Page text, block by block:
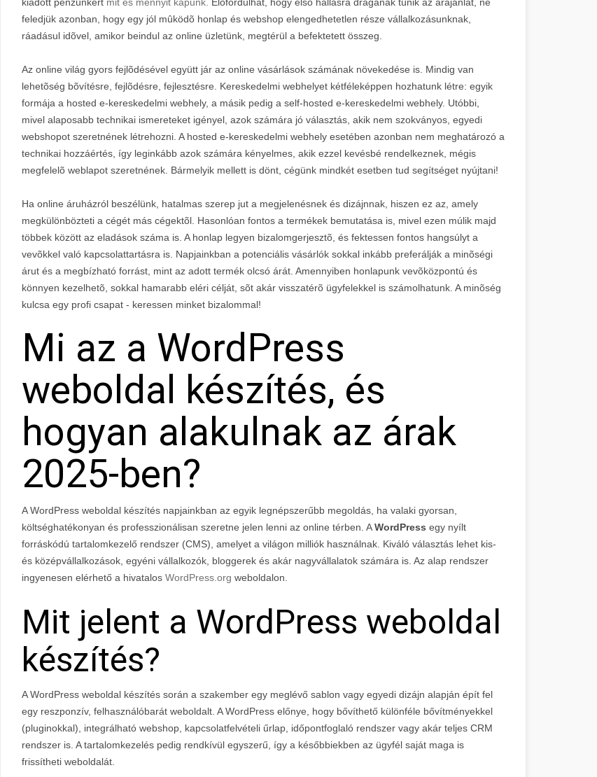
feledjük azonban, hogy egy jól mûködõ honlap és webshop elengedhetetlen része vállalkozásunknak,
ráadásul idõvel, amikor beindul az online üzletünk, megtérül a befektetett összeg.
Az online világ gyors fejlõdésével együtt jár az online vásárlások számának növekedése is. Mindig van
lehetõség bõvítésre, fejlõdésre, fejlesztésre. Kereskedelmi webhelyet kétféleképpen hozhatunk létre: egyik
formája a hosted e-kereskedelmi webhely, a másik pedig a self-hosted e-kereskedelmi webhely. Utóbbi,
mivel alaposabb technikai ismereteket igényel, azok számára jó választás, akik nem szokványos, egyedi
webshopot szeretnének létrehozni. A hosted e-kereskedelmi webhely esetében azonban nem meghatározó a
technikai hozzáértés, így leginkább azok számára kényelmes, akik ezzel kevésbé rendelkeznek, mégis
megfelelõ weblapot szeretnének. Bármelyik mellett is dönt, cégünk mindkét esetben tud segítséget nyújtani!
Ha online áruházról beszélünk, hatalmas szerep jut a megjelenésnek és dizájnnak, hiszen ez az, amely
megkülönbözteti a cégét más cégektõl. Hasonlóan fontos a termékek bemutatása is, mivel ezen múlik majd
többek között az eladások száma is. A honlap legyen bizalomgerjesztõ, és fektessen fontos hangsúlyt a
vevõkkel való kapcsolattartásra is. Napjainkban a potenciális vásárlók sokkal inkább preferálják a minõségi
árut és a megbízható forrást, mint az adott termék olcsó árát. Amennyiben honlapunk vevõközpontú és
könnyen kezelhetõ, sokkal hamarabb eléri célját, sõt akár visszatérõ ügyfelekkel is számolhatunk. A minõség
kulcsa egy profi csapat - keressen minket bizalommal!
Mi az a WordPress
weboldal készítés, és
hogyan alakulnak az árak
2025-ben?
A WordPress weboldal készítés napjainkban az egyik legnépszerűbb megoldás, ha valaki gyorsan,
költséghatékonyan és professzionálisan szeretne jelen lenni az online térben. AWordPress egy nyílt
forráskódú tartalomkezelő rendszer (CMS), amelyet a világon milliók használnak. Kiváló választás lehet kis-
és középvállalkozások, egyéni vállalkozók, bloggerek és akár nagyvállalatok számára is. Az alap rendszer
ingyenesen elérhető a hivatalos WordPress.org weboldalon.
Mit jelent a WordPress weboldal
készítés?
A WordPress weboldal készítés során a szakember egy meglévő sablon vagy egyedi dizájn alapján épít fel
egy reszponzív, felhasználóbarát weboldalt. A WordPress előnye, hogy bővíthető különféle bővítményekkel
(pluginokkal), integrálható webshop, kapcsolatfelvételi űrlap, időpontfoglaló rendszer vagy akár teljes CRM
rendszer is. A tartalomkezelés pedig rendkívül egyszerű, így a későbbiekben az ügyfél saját maga is
frissítheti weboldalát.